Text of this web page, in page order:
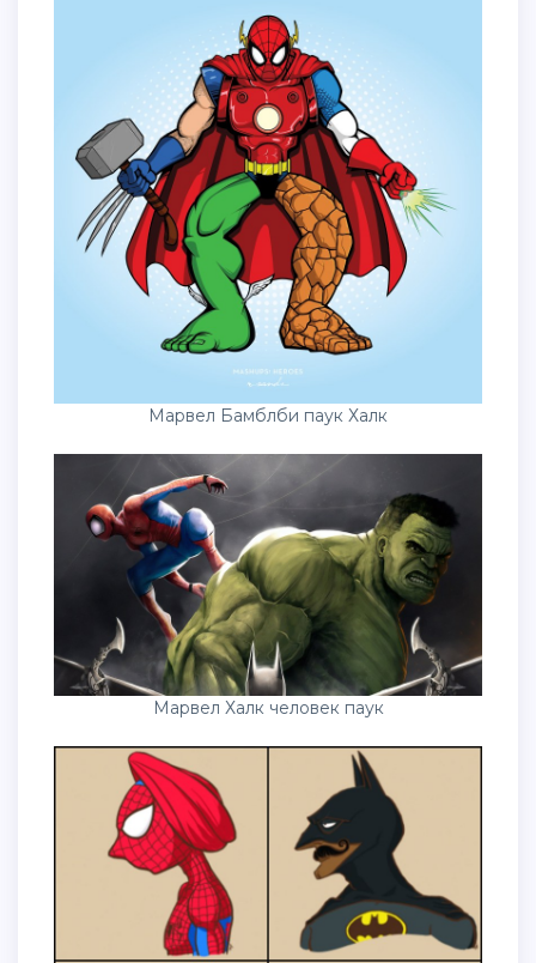
Марвел Бамблби паук Халк
Марвел Халк человек паук